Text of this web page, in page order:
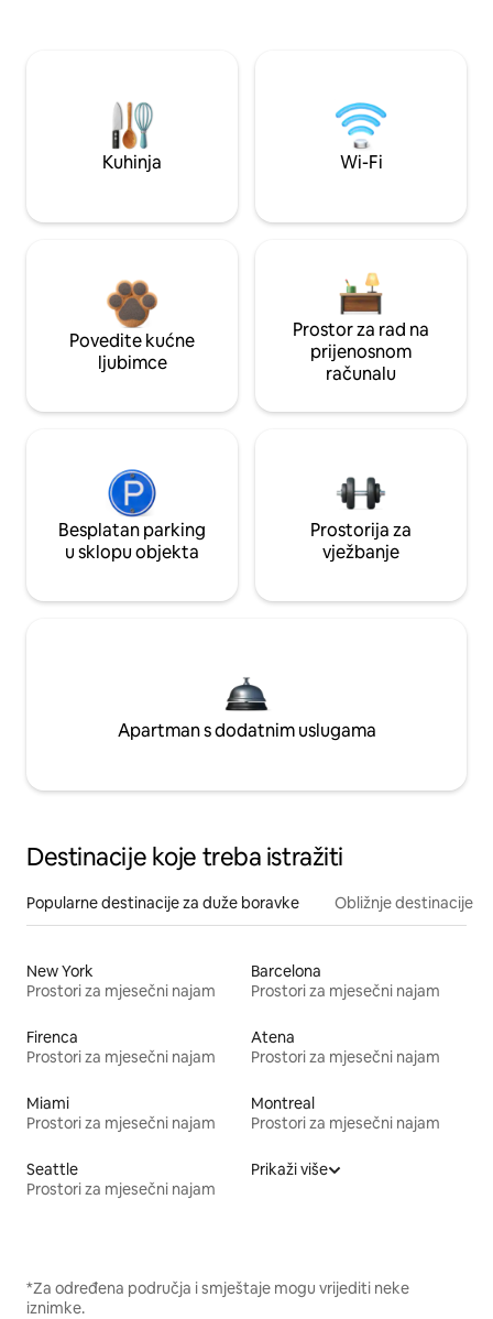
Kuhinja Wi-Fi
Povedite kućne
ljubimce
Prostor za rad na
prijenosnom
računalu
Besplatan parking
u sklopu objekta
Prostorija za
vježbanje
Apartman s dodatnim uslugama
Destinacije koje treba istražiti
Popularne destinacije za duže boravke Obližnje destinacije
New York
Prostori za mjesečni najam
Barcelona
Prostori za mjesečni najam
Firenca
Prostori za mjesečni najam
Atena
Prostori za mjesečni najam
Miami
Prostori za mjesečni najam
Montreal
Prostori za mjesečni najam
Seattle
Prostori za mjesečni najam
Prikaži više
*Za određena područja i smještaje mogu vrijediti neke
iznimke.